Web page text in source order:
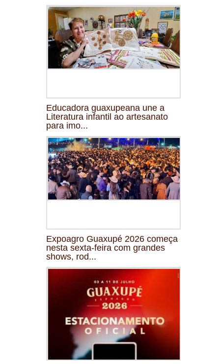
Educadora guaxupeana une a
Literatura infantil ao artesanato
para imo...
Expoagro Guaxupé 2026 começa
nesta sexta-feira com grandes
shows, rod...